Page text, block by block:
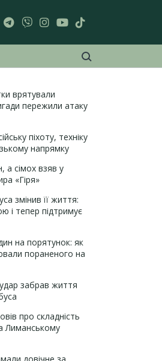
врятували
пережили атаку
піхоту, техніку
напрямку
а сімох взяв у
«Гіря»
змінив її життя:
і тепер підтримує
на порятунок: як
пораненого на
забрав життя
про складність
Лиманському